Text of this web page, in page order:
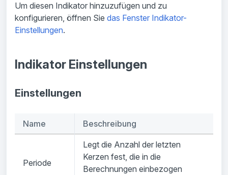
Um diesen Indikator hinzuzufügen und zu
konfigurieren, öffnen Sie das Fenster Indikator-
Einstellungen.
Indikator Einstellungen
Einstellungen
Name Beschreibung
Periode
Legt die Anzahl der letzten
Kerzen fest, die in die
Berechnungen einbezogen